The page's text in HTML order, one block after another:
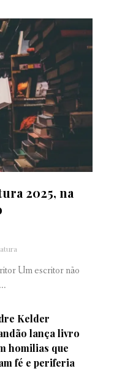
2025, na
Um escritor não
Kelder
lança livro
homilias que
fé e periferia